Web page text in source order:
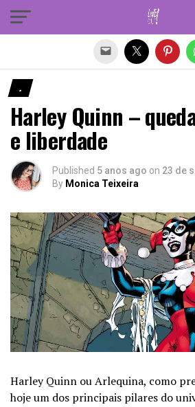
.
Harley Quinn –
e liberdade
Published 5 anos ago on 23 de
By Monica Teixeira
Harley Quinn ou Arlequina, como
hoje um dos principais pilares do
Sair da versão